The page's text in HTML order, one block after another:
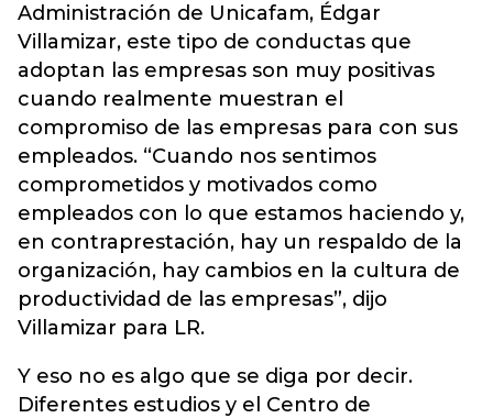
Administración de Unicafam, Édgar
Villamizar, este tipo de conductas que
adoptan las empresas son muy positivas
cuando realmente muestran el
compromiso de las empresas para con sus
empleados. “Cuando nos sentimos
comprometidos y motivados como
empleados con lo que estamos haciendo y,
en contraprestación, hay un respaldo de la
organización, hay cambios en la cultura de
productividad de las empresas”, dijo
Villamizar para LR.
Y eso no es algo que se diga por decir.
Diferentes estudios y el Centro de